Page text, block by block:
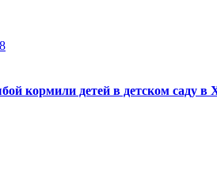
кормили детей в детском саду в